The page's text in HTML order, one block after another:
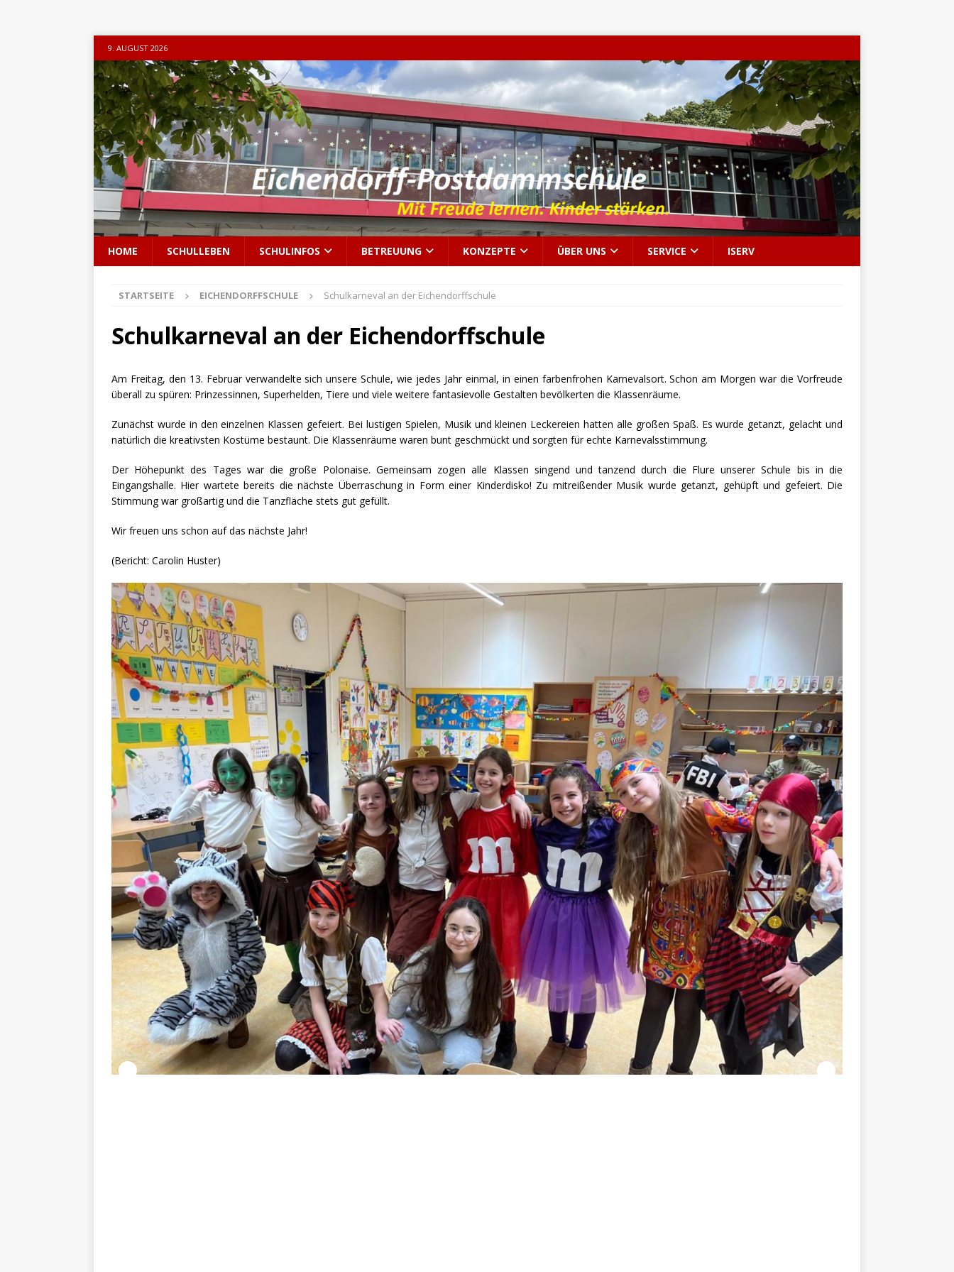
9. AUGUST 2026
HOME SCHULLEBEN SCHULINFOS BETREUUNG KONZEPTE ÜBER UNS SERVICE ISERV
STARTSEITE EICHENDORFFSCHULE Schulkarneval an der Eichendorffschule
Schulkarneval an der Eichendorffschule
Am Freitag, den 13. Februar verwandelte sich unsere Schule, wie jedes Jahr einmal, in einen farbenfrohen Karnevalsort. Schon am Morgen war die Vorfreude
überall zu spüren: Prinzessinnen, Superhelden, Tiere und viele weitere fantasievolle Gestalten bevölkerten die Klassenräume.
Zunächst wurde in den einzelnen Klassen gefeiert. Bei lustigen Spielen, Musik und kleinen Leckereien hatten alle großen Spaß. Es wurde getanzt, gelacht und
natürlich die kreativsten Kostüme bestaunt. Die Klassenräume waren bunt geschmückt und sorgten für echte Karnevalsstimmung.
Der Höhepunkt des Tages war die große Polonaise. Gemeinsam zogen alle Klassen singend und tanzend durch die Flure unserer Schule bis in die
Eingangshalle. Hier wartete bereits die nächste Überraschung in Form einer Kinderdisko! Zu mitreißender Musik wurde getanzt, gehüpft und gefeiert. Die
Stimmung war großartig und die Tanzfläche stets gut gefüllt.
Wir freuen uns schon auf das nächste Jahr!
(Bericht: Carolin Huster)